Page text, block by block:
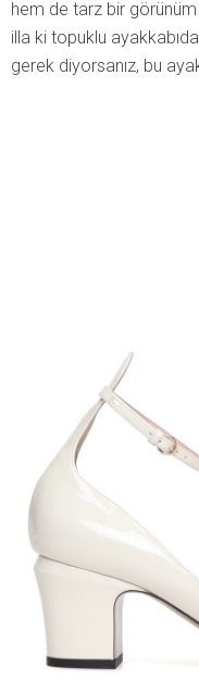
hem de tarz bir görünüm
illa ki topuklu
gerek diyorsanız, bu